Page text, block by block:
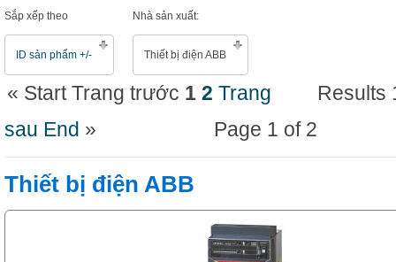
Sắp xếp theo
ID sản phẩm +/-
Nhà sản xuất:
Thiết bị điện ABB
Results
« Start Trang trước 1 2 Trang
sau End » Page 1 of 2
Thiết bị điện ABB